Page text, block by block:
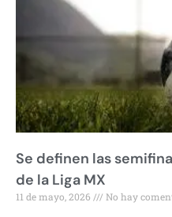
Se definen las
de la Liga MX
11 de mayo, 2026 No hay